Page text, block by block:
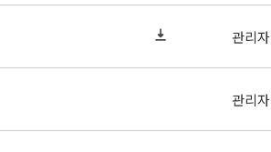
관리자
관리자